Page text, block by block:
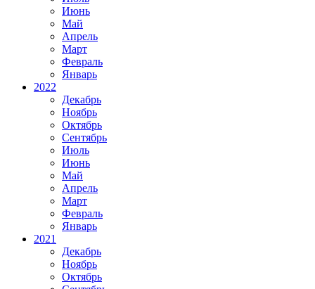
Июнь
Май
Апрель
Март
Февраль
Январь
2022
Декабрь
Ноябрь
Октябрь
Сентябрь
Июль
Июнь
Май
Апрель
Март
Февраль
Январь
2021
Декабрь
Ноябрь
Октябрь